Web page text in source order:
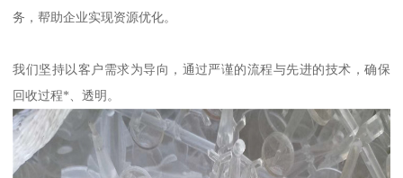
务，帮助企业实现资源优化。
我们坚持以客户需求为导向，通过严谨的流程与先进的技术，确保
回收过程*、透明。